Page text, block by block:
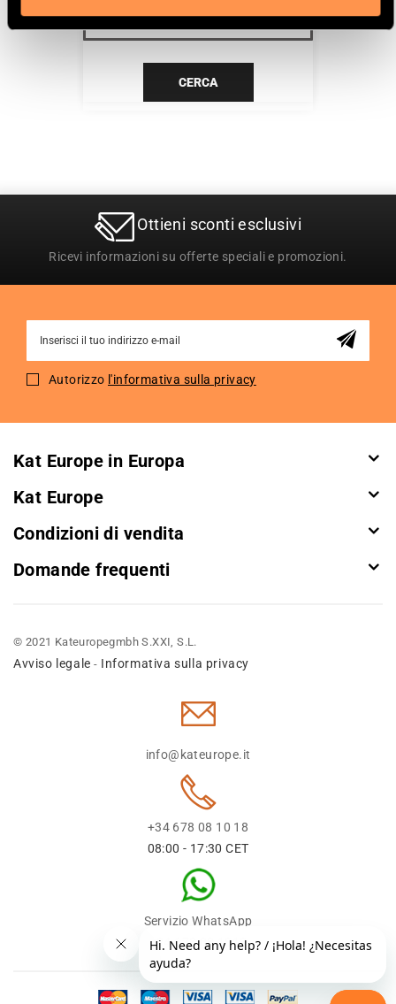
CERCA
Ottieni sconti esclusivi
Ricevi informazioni su offerte speciali e promozioni.
for
Autorizzo l'informativa sulla privacy
Kat Europe in Europa
Kat Europe
Condizioni di vendita
Domande frequenti
© 2021 Kateuropegmbh S.XXI, S.L.
Avviso legale - Informativa sulla privacy
info@kateurope.it
+34 678 08 10 18
08:00 - 17:30 CET
Servizio WhatsApp
+34 678 08 1018